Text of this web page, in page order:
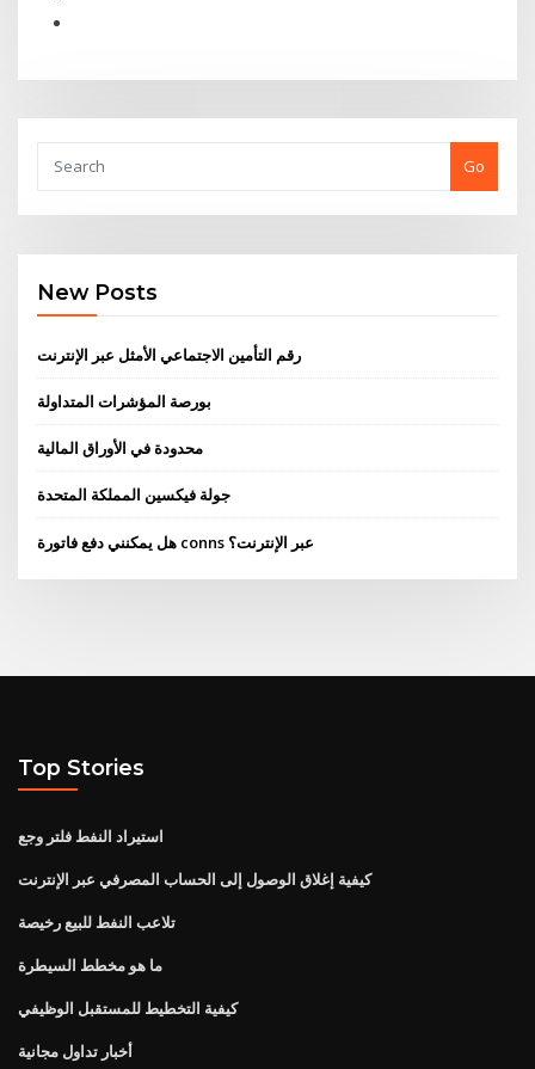
Go
New Posts
رقم التأمين الاجتماعي الأمثل عبر الإنترنت
بورصة المؤشرات المتداولة
محدودة في الأوراق المالية
جولة فيكسين المملكة المتحدة
هل يمكنني دفع فاتورة conns عبر الإنترنت؟
Top Stories
استيراد النفط فلتر وجع
كيفية إغلاق الوصول إلى الحساب المصرفي عبر الإنترنت
تلاعب النفط للبيع رخيصة
ما هو مخطط السيطرة
كيفية التخطيط للمستقبل الوظيفي
أخبار تداول مجانية